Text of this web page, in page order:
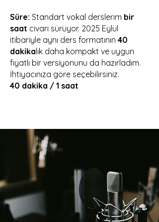
Süre: Standart vokal derslerim bir
saat civarı sürüyor. 2025 Eylül
itibariyle aynı ders formatının 40
dakikalık daha kompakt ve uygun
fiyatlı bir versiyonunu da hazırladım.
İhtiyacınıza göre seçebilirsiniz.
40 dakika / 1 saat